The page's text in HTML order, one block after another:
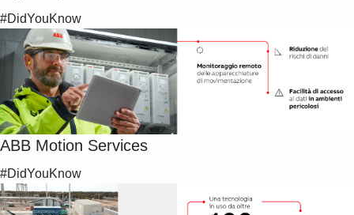
#DidYouKnow
ABB Motion Services
#DidYouKnow